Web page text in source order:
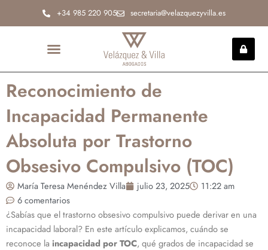
+34 985 220 905 secretaria@velazquezyvilla.es
Reconocimiento de
Incapacidad Permanente
Absoluta por Trastorno
Obsesivo Compulsivo (TOC)
María Teresa Menéndez Villa julio 23, 2025
11:22 am
6 comentarios
¿Sabías que el trastorno obsesivo compulsivo puede derivar en una
incapacidad laboral? En este artículo explicamos, cuándo se
reconoce la incapacidad por TOC, qué grados de incapacidad se